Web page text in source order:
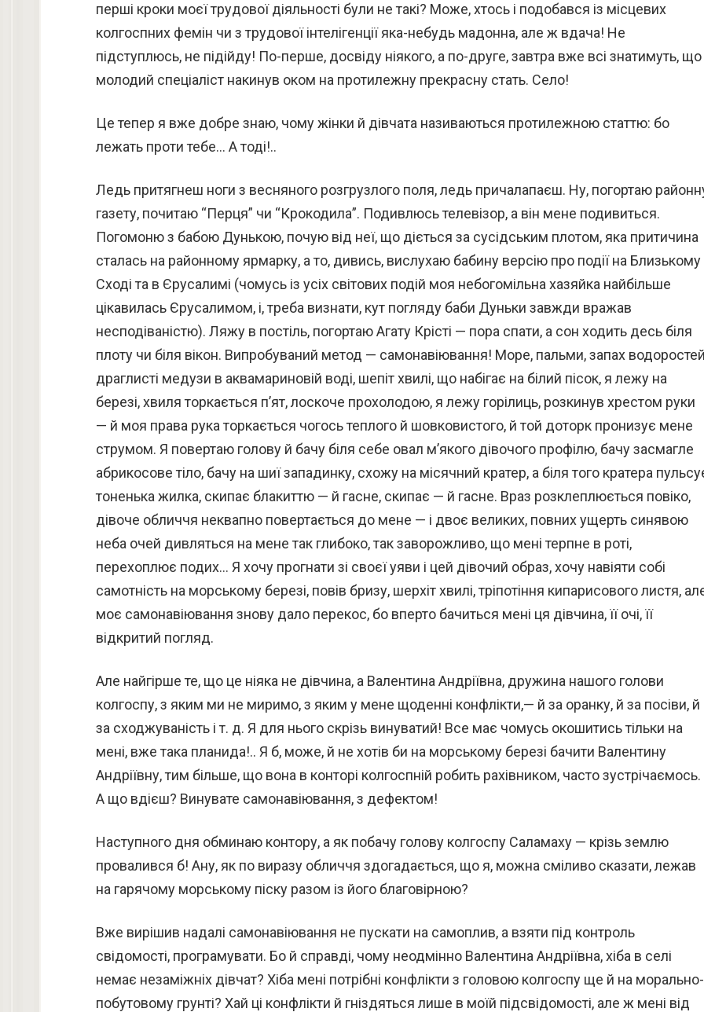
перші кроки моєї трудової діяльності були не такі? Може, хтось і подобався із місцевих
колгоспних фемін чи з трудової інтелігенції яка-небудь мадонна, але ж вдача! Не
підступлюсь, не підійду! По-перше, досвіду ніякого, а по-друге, завтра вже всі знатимуть, що
молодий спеціаліст накинув оком на протилежну прекрасну стать. Село!
Це тепер я вже добре знаю, чому жінки й дівчата називаються протилежною статтю: бо
лежать проти тебе… А тоді!..
Ледь притягнеш ноги з весняного розгрузлого поля, ледь причалапаєш. Ну, погортаю
газету, почитаю “Перця” чи “Крокодила”. Подивлюсь телевізор, а він мене подивиться.
Погомоню з бабою Дунькою, почую від неї, що діється за сусідським плотом, яка притичина
сталась на районному ярмарку, а то, дивись, вислухаю бабину версію про події на Близькому
Сході та в Єрусалимі (чомусь із усіх світових подій моя небогомільна хазяйка найбільше
цікавилась Єрусалимом, і, треба визнати, кут погляду баби Дуньки завжди вражав
несподіваністю). Ляжу в постіль, погортаю Агату Крісті — пора спати, а сон ходить десь біля
плоту чи біля вікон. Випробуваний метод — самонавіювання! Море, пальми, запах
драглисті медузи в аквамариновій воді, шепіт хвилі, що набігає на білий пісок, я лежу на
березі, хвиля торкається п’ят, лоскоче прохолодою, я лежу горілиць, розкинув хрестом руки
— й моя права рука торкається чогось теплого й шовковистого, й той доторк пронизує мене
струмом. Я повертаю голову й бачу біля себе овал м’якого дівочого профілю, бачу засмагле
абрикосове тіло, бачу на шиї западинку, схожу на місячний кратер, а біля того кратера
тоненька жилка, скипає блакиттю — й гасне, скипає — й гасне. Враз розклеплюється повіко,
дівоче обличчя неквапно повертається до мене — і двоє великих, повних ущерть синявою
неба очей дивляться на мене так глибоко, так заворожливо, що мені терпне в роті,
перехоплює подих… Я хочу прогнати зі своєї уяви і цей дівочий образ, хочу навіяти собі
самотність на морському березі, повів бризу, шерхіт хвилі, тріпотіння кипарисового листя,
моє самонавіювання знову дало перекос, бо вперто бачиться мені ця дівчина, її очі, її
відкритий погляд.
Але найгірше те, що це ніяка не дівчина, а Валентина Андріївна, дружина нашого голови
колгоспу, з яким ми не миримо, з яким у мене щоденні конфлікти,— й за оранку, й за посіви, й
за сходжуваність і т. д. Я для нього скрізь винуватий! Все має чомусь окошитись тільки на
мені, вже така планида!.. Я б, може, й не хотів би на морському березі бачити Валентину
Андріївну, тим більше, що вона в конторі колгоспній робить рахівником, часто зустрічаємось.
А що вдієш? Винувате самонавіювання, з дефектом!
Наступного дня обминаю контору, а як побачу голову колгоспу Саламаху — крізь землю
провалився б! Ану, як по виразу обличчя здогадається, що я, можна сміливо сказати, лежав
на гарячому морському піску разом із його благовірною?
Вже вирішив надалі самонавіювання не пускати на самоплив, а взяти під контроль
свідомості, програмувати. Бо й справді, чому неодмінно Валентина Андріївна, хіба в селі
немає незаміжніх дівчат? Хіба мені потрібні конфлікти з головою колгоспу ще й на морально-
побутовому грунті? Хай ці конфлікти й гніздяться лише в моїй підсвідомості, але ж мені від